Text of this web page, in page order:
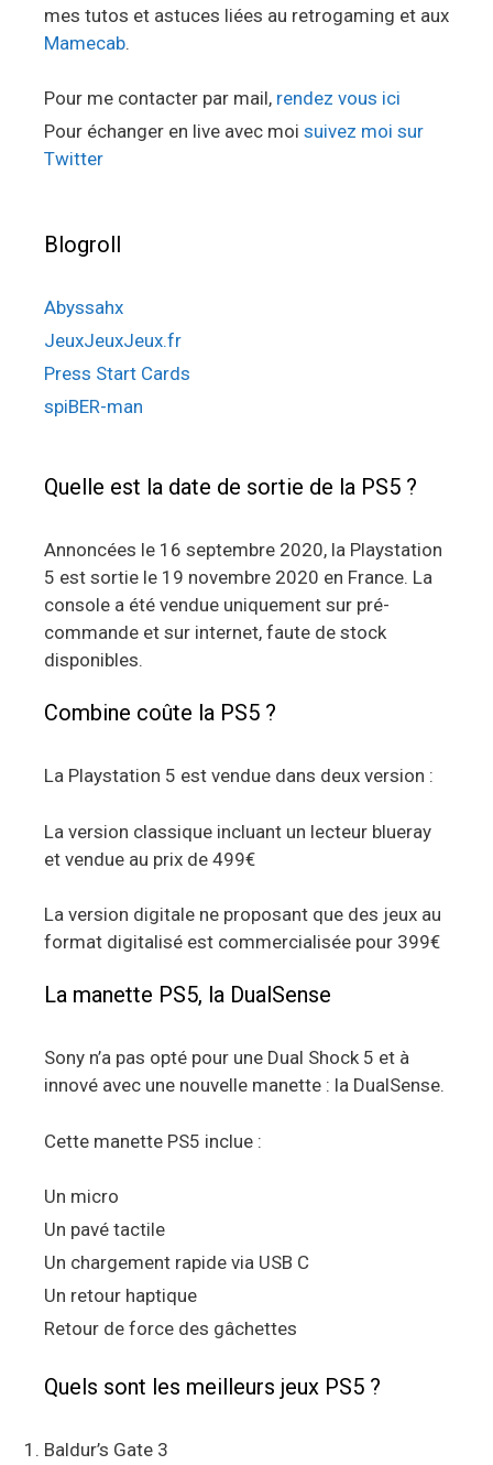
mes tutos et astuces liées au retrogaming et aux
Mamecab.
Pour me contacter par mail, rendez vous ici
Pour échanger en live avec moi suivez moi sur
Twitter
Blogroll
Abyssahx
JeuxJeuxJeux.fr
Press Start Cards
spiBER-man
Quelle est la date de sortie de la PS5 ?
Annoncées le 16 septembre 2020, la Playstation
5 est sortie le 19 novembre 2020 en France. La
console a été vendue uniquement sur pré-
commande et sur internet, faute de stock
disponibles.
Combine coûte la PS5 ?
La Playstation 5 est vendue dans deux version :
La version classique incluant un lecteur blueray
et vendue au prix de 499€
La version digitale ne proposant que des jeux au
format digitalisé est commercialisée pour 399€
La manette PS5, la DualSense
Sony n’a pas opté pour une Dual Shock 5 et à
innové avec une nouvelle manette : la DualSense.
Cette manette PS5 inclue :
Un micro
Un pavé tactile
Un chargement rapide via USB C
Un retour haptique
Retour de force des gâchettes
Quels sont les meilleurs jeux PS5 ?
Baldur’s Gate 3